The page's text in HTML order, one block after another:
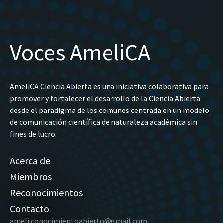
Voces AmeliCA
AmeliCA Ciencia Abierta es una iniciativa colaborativa para
promover y fortalecer el desarrollo de la Ciencia Abierta
desde el paradigma de los comunes centrada en un modelo
de comunicación científica de naturaleza académica sin
fines de lucro.
Acerca de
Miembros
Reconocimientos
Contacto
ameli.conocimientoabierto@gmail.com